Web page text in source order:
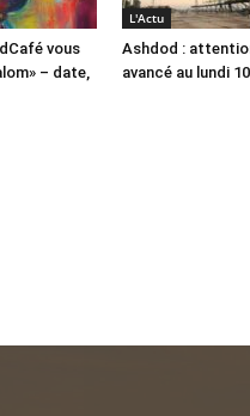
vous
– date,
L'Actu
Ashdod :
avancé au lundi